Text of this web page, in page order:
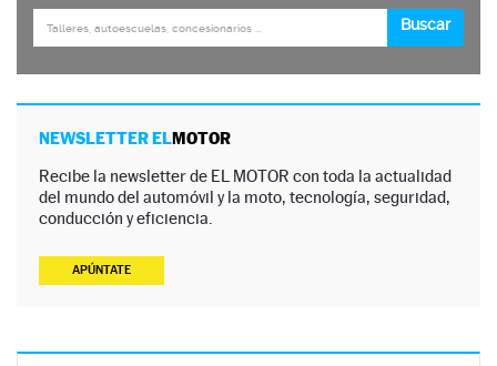
NEWSLETTER ELMOTOR
Recibe la newsletter de EL MOTOR con toda la actualidad
del mundo del automóvil y la moto, tecnología, seguridad,
conducción y eficiencia.
APÚNTATE